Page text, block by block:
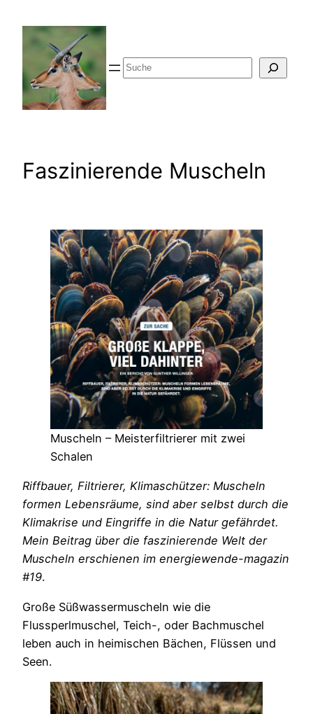
springen
Suche
Faszinierende Muscheln
Muscheln – Meisterfiltrierer mit zwei
Schalen
Riffbauer, Filtrierer, Klimaschützer: Muscheln
formen Lebensräume, sind aber selbst durch die
Klimakrise und Eingriffe in die Natur gefährdet.
Mein Beitrag über die faszinierende Welt der
Muscheln erschienen im energiewende-magazin
#19.
Große Süßwassermuscheln wie die
Flussperlmuschel, Teich-, oder Bachmuschel
leben auch in heimischen Bächen, Flüssen und
Seen.